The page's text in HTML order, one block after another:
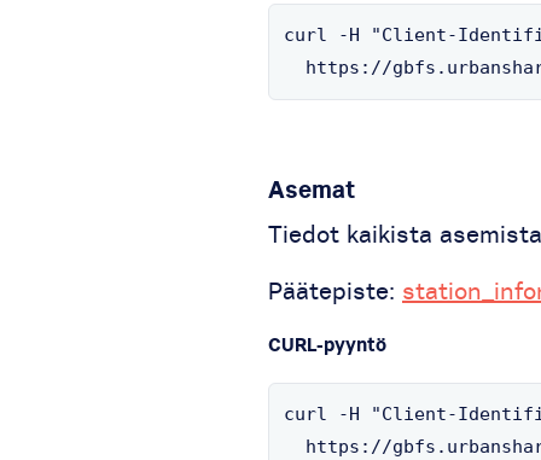
curl -H "Client-
https://
Asemat
Tiedot kaikista
Päätepiste:
CURL-pyyntö
curl -H "Client-
https://